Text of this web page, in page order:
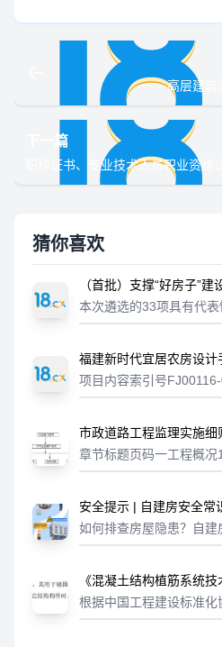
高层建筑
下一篇
职称证书、专业技术人员职业资格
猜你喜欢
（首批）支撑“好房子”
品清单
本次遴选的33项具有代
升住宅建筑品质、提高
为建设“安全、舒适、绿
福建新时代宜居农房设
号）
项目内容索引号
号闽建村〔2025〕2号发
代宜...
市政道路工程监理实施细
章节标题页码一工程概
3二编制依据3三监理工
方质量控制84.2...
安全提示 | 自建房安全常
如何排查房屋隐患？自
下房屋知识，一起学习
《混凝土结构植筋系统
25，划重点了！
根据中国工程建设标准
二批协会标准制订、修订